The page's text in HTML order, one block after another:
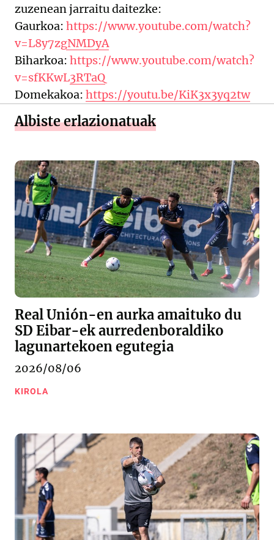
zuzenean jarraitu daitezke:
Gaurkoa: https://www.youtube.com/watch?
v=L8y7zgNMDyA
Biharkoa: https://www.youtube.com/watch?
v=sfKKwL3RTaQ
Domekakoa: https://youtu.be/KiK3x3yq2tw
Albiste erlazionatuak
Real Unión-en aurka amaituko du
SD Eibar-ek aurredenboraldiko
lagunartekoen egutegia
2026/08/06
KIROLA